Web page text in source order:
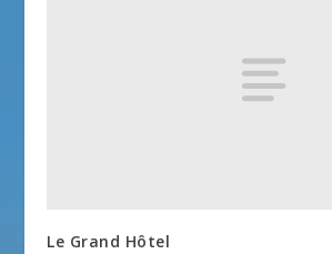
Le Grand Hôtel